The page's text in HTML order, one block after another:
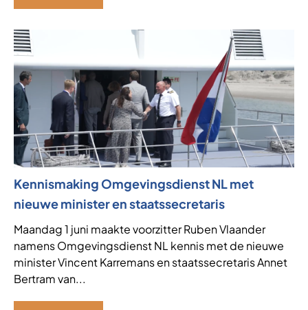
Kennismaking Omgevingsdienst NL met
nieuwe minister en staatssecretaris
Maandag 1 juni maakte voorzitter Ruben Vlaander
namens Omgevingsdienst NL kennis met de nieuwe
minister Vincent Karremans en staatssecretaris Annet
Bertram van...